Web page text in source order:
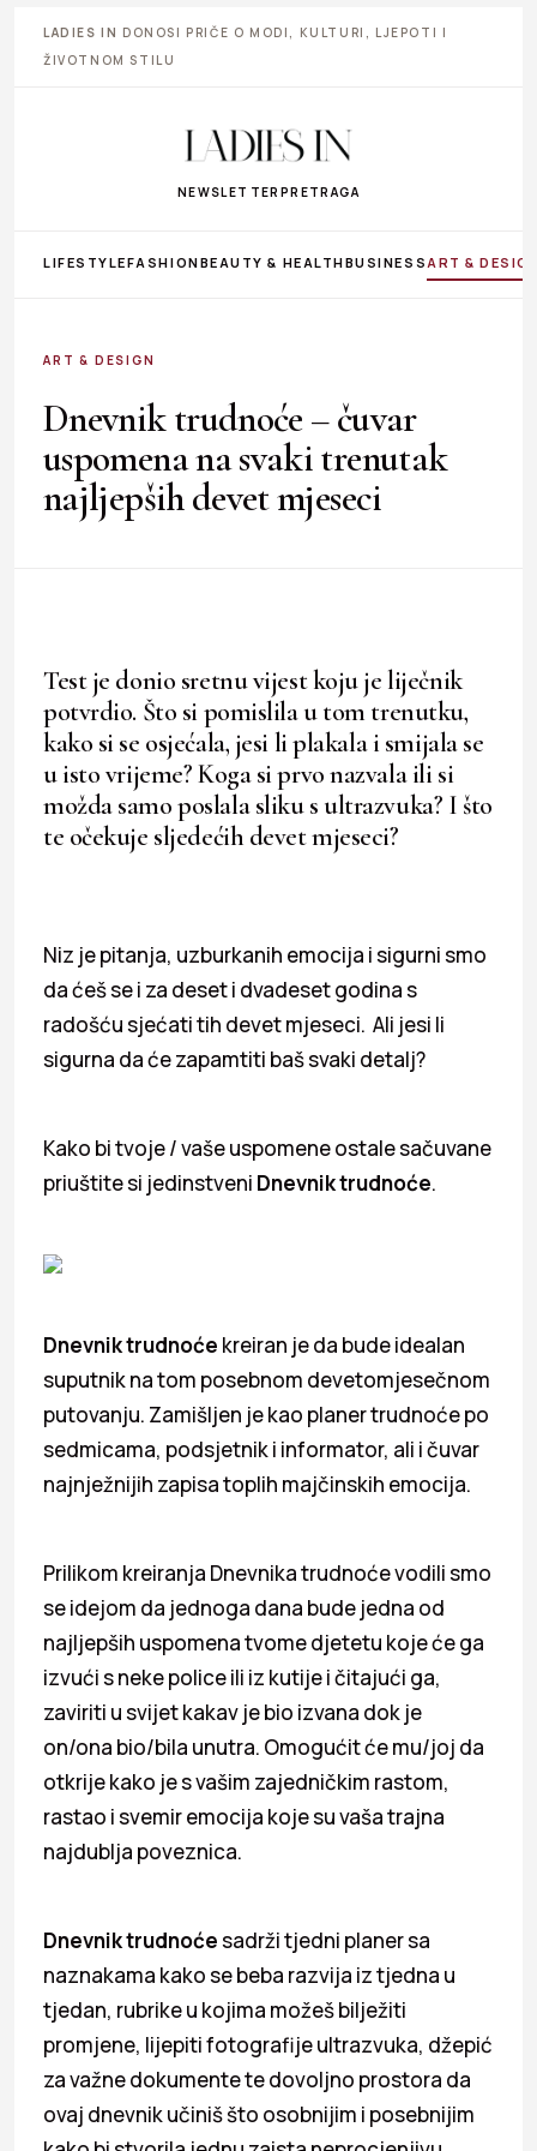
LADIES IN DONOSI PRIČE O MODI, KULTURI, LJEPOTI I
ŽIVOTNOM STILU
NEWSLETTER PRETRAGA
LIFESTYLEFASHIONBEAUTY & HEALTHBUSINESS ART &
ART & DESIGN
Dnevnik trudnoće – čuvar
uspomena na svaki trenutak
najljepših devet mjeseci
Test je donio sretnu vijest koju je liječnik
potvrdio. Što si pomislila u tom trenutku,
kako si se osjećala, jesi li plakala i smijala se
u isto vrijeme? Koga si prvo nazvala ili si
možda samo poslala sliku s ultrazvuka? I što
te očekuje sljedećih devet mjeseci?
Niz je pitanja, uzburkanih emocija i sigurni smo
da ćeš se i za deset i dvadeset godina s
radošću sjećati tih devet mjeseci. Ali jesi li
sigurna da će zapamtiti baš svaki detalj?
Kako bi tvoje / vaše uspomene ostale sačuvane
priuštite si jedinstveni Dnevnik trudnoće.
Dnevnik trudnoće kreiran je da bude idealan
suputnik na tom posebnom devetomjesečnom
putovanju. Zamišljen je kao planer trudnoće po
sedmicama, podsjetnik i informator, ali i čuvar
najnježnijih zapisa toplih majčinskih emocija.
Prilikom kreiranja Dnevnika trudnoće vodili smo
se idejom da jednoga dana bude jedna od
najljepših uspomena tvome djetetu koje će ga
izvući s neke police ili iz kutije i čitajući ga,
zaviriti u svijet kakav je bio izvana dok je
on/ona bio/bila unutra. Omogućit će mu/joj da
otkrije kako je s vašim zajedničkim rastom,
rastao i svemir emocija koje su vaša trajna
najdublja poveznica.
Dnevnik trudnoćesadrži tjedni planer sa
naznakama kako se beba razvija iz tjedna u
tjedan, rubrike u kojima možeš bilježiti
promjene, lijepiti fotografije ultrazvuka, džepić
za važne dokumente te dovoljno prostora da
ovaj dnevnik učiniš što osobnijim i posebnijim